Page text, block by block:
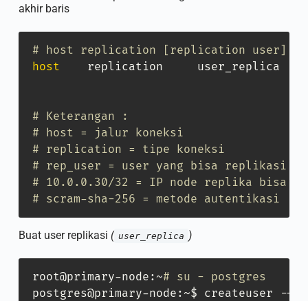
akhir baris
# host replication [replication user]
host
replication
# Keterangan :
# host = jalur koneksi
# replication = tipe koneksi
# rep_user = user yang bisa replikasi
# 10.0.0.30/32 = IP node replika bisa
# scram-sha-256 = metode autentikasi
Buat user replikasi ( user_replica )
root@primary-node:~# su - postgres
postgres@primary-node:~$ createuser